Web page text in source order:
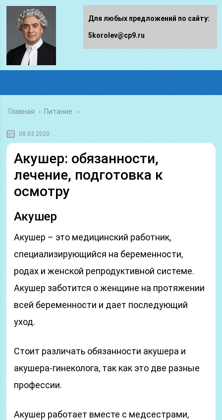
Главная › Питание
08.03.2020
Акушер: обязанности,
лечение, подготовка к
осмотру
Акушер
Акушер – это медицинский работник,
специализирующийся на беременности,
родах и женской репродуктивной системе.
Акушер заботится о женщине на протяжении
всей беременности и дает последующий
уход.
Стоит различать обязанности акушера и
акушера-гинеколога, так как это две разные
профессии.
Акушер работает вместе с медсестрами,
Для любых предложений по сайту:
5korolev@cp9.ru